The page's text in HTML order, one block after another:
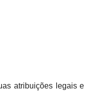
atribuições legais e